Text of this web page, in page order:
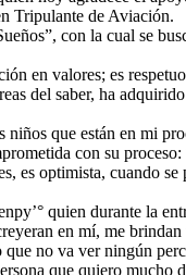
Tripulante de Aviación.
con la cual se
en valores; es
del saber, ha
que están en mi
con su
es optimista, cuando
quien durante la
en mí, me
no va ver ningún
que quiero